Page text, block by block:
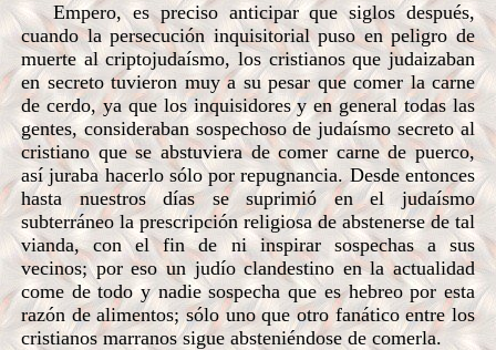
Empero, es preciso anticipar que siglos después,
cuando la persecución inquisitorial puso en peligro de
muerte al criptojudaísmo, los cristianos que judaizaban
en secreto tuvieron muy a su pesar que comer la carne
de cerdo, ya que los inquisidores y en general todas las
gentes, consideraban sospechoso de judaísmo secreto al
cristiano que se abstuviera de comer carne de puerco,
así juraba hacerlo sólo por repugnancia. Desde entonces
hasta nuestros días se suprimió en el judaísmo
subterráneo la prescripción religiosa de abstenerse de tal
vianda, con el fin de ni inspirar sospechas a sus
vecinos; por eso un judío clandestino en la actualidad
come de todo y nadie sospecha que es hebreo por esta
razón de alimentos; sólo uno que otro fanático entre los
cristianos marranos sigue absteniéndose de comerla.